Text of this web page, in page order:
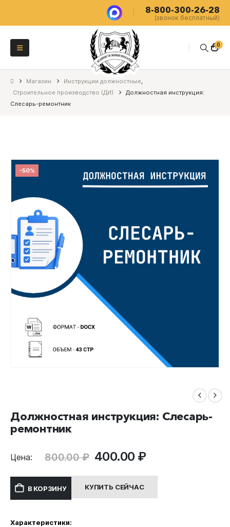
8-800-300-26-28
(звонок бесплатный)
0
Магазин Инструкции должностные,
Строительное производство (ДИ)
Должностная инструкция:
Слесарь-ремонтник
-50%
Должностная инструкция: Слесарь-
ремонтник
Цена: 800.00₽ Первоначальная
составляла
800.00 ₽.
400.00 ₽Текущая
400.00 ₽.
В КОРЗИНУ КУПИТЬ СЕЙЧАС
Характеристики: